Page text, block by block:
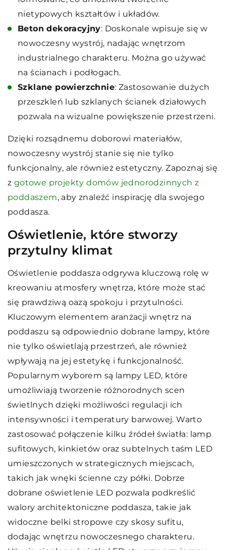
nietypowych kształtów i układów.
Beton dekoracyjny: Doskonale wpisuje się w
nowoczesny wystrój, nadając wnętrzom
industrialnego charakteru. Można go używać
na ścianach i podłogach.
Szklane powierzchnie: Zastosowanie dużych
przeszkleń lub szklanych ścianek działowych
pozwala na wizualne powiększenie przestrzeni.
Dzięki rozsądnemu doborowi materiałów,
nowoczesny wystrój stanie się nie tylko
funkcjonalny, ale również estetyczny. Zapoznaj się
z gotowe projekty domów jednorodzinnych z
poddaszem, aby znaleźć inspirację dla swojego
poddasza.
Oświetlenie, które stworzy
przytulny klimat
Oświetlenie poddasza odgrywa kluczową rolę w
kreowaniu atmosfery wnętrza, które może stać
się prawdziwą oazą spokoju i przytulności.
Kluczowym elementem aranżacji wnętrz na
poddaszu są odpowiednio dobrane lampy, które
nie tylko oświetlają przestrzeń, ale również
wpływają na jej estetykę i funkcjonalność.
Popularnym wyborem są lampy LED, które
umożliwiają tworzenie różnorodnych scen
świetlnych dzięki możliwości regulacji ich
intensywności i temperatury barwowej. Warto
zastosować połączenie kilku źródeł światła: lamp
sufitowych, kinkietów oraz subtelnych taśm LED
umieszczonych w strategicznych miejscach,
takich jak wnęki ścienne czy półki. Dobrze
dobrane oświetlenie LED pozwala podkreślić
walory architektoniczne poddasza, takie jak
widoczne belki stropowe czy skosy sufitu,
dodając wnętrzu nowoczesnego charakteru.